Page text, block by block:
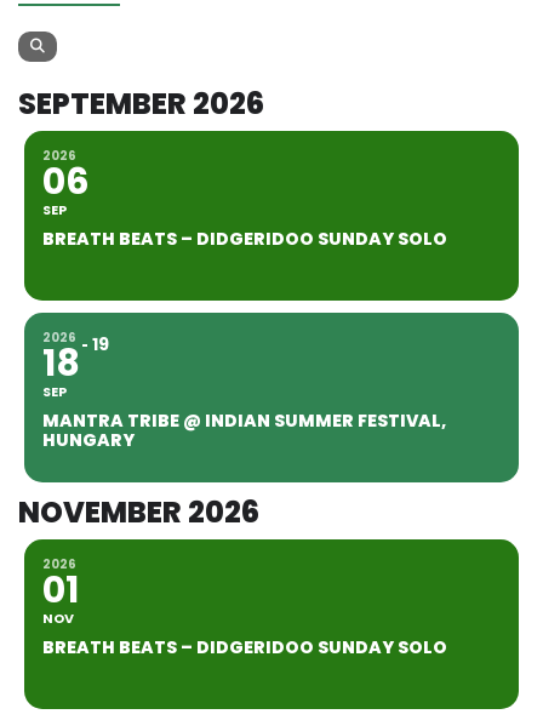
SEPTEMBER 2026
2026
06
SEP
BREATH BEATS – DIDGERIDOO SUNDAY SOLO
2026
18
SEP
19
MANTRA TRIBE @ INDIAN SUMMER FESTIVAL,
HUNGARY
NOVEMBER 2026
2026
01
NOV
BREATH BEATS – DIDGERIDOO SUNDAY SOLO